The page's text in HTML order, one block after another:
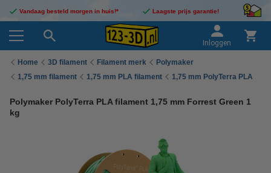
Vandaag besteld morgen in huis!* Laagste prijs garantie!
Inloggen
Home 3D filament Filament merk
Polymaker
1,75 mm filament
1,75 mm PLA filament 1,75 mm PolyTerra PLA
Polymaker PolyTerra PLA filament 1,75 mm Forrest Green 1
kg